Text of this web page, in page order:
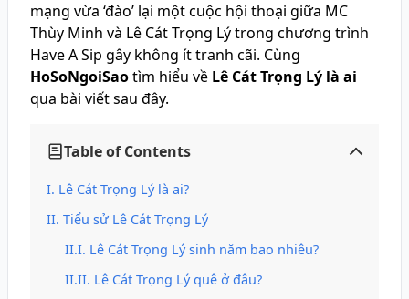
mạng vừa ‘đào’ lại một cuộc hội thoại giữa MC
Thùy Minh và Lê Cát Trọng Lý trong chương trình
Have A Sip gây không ít tranh cãi. Cùng
HoSoNgoiSaotìm hiểu về Lê Cát Trọng Lý là ai
qua bài viết sau đây.
Table of Contents
Lê Cát Trọng Lý là ai?
Tiểu sử Lê Cát Trọng Lý
Lê Cát Trọng Lý sinh năm bao nhiêu?
Lê Cát Trọng Lý quê ở đâu?